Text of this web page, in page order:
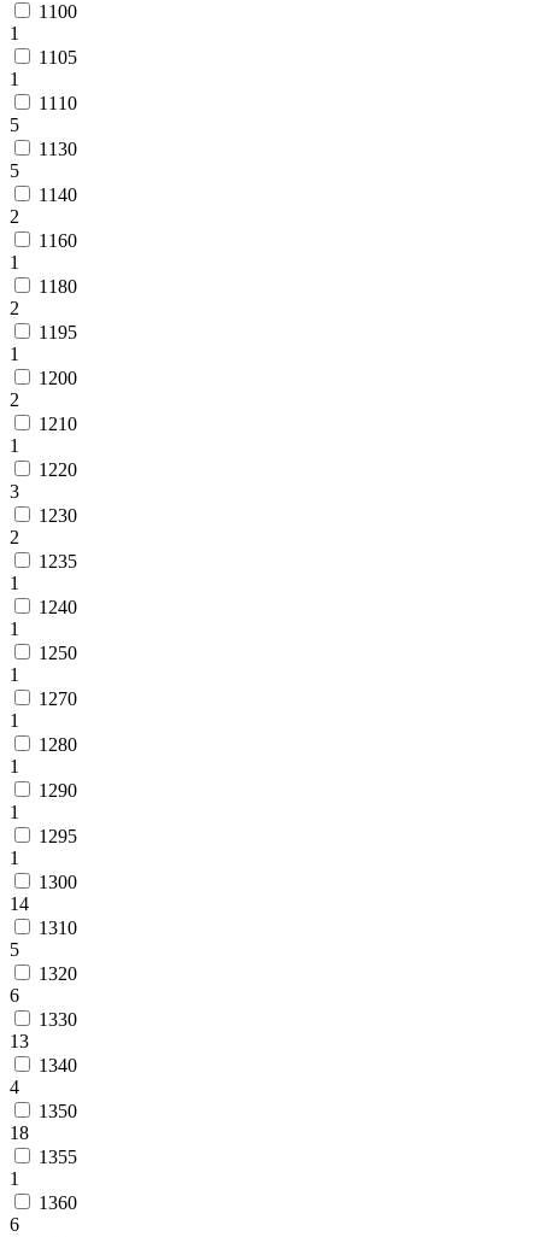
1100
1
1105
1
1110
5
1130
5
1140
2
1160
1
1180
2
1195
1
1200
2
1210
1
1220
3
1230
2
1235
1
1240
1
1250
1
1270
1
1280
1
1290
1
1295
1
1300
14
1310
5
1320
6
1330
13
1340
4
1350
18
1355
1
1360
6